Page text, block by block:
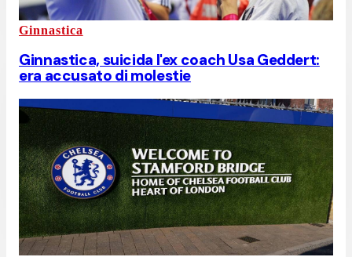
Ginnastica
Ginnastica, suicida l'ex coach Usa Geddert:
era accusato di molestie